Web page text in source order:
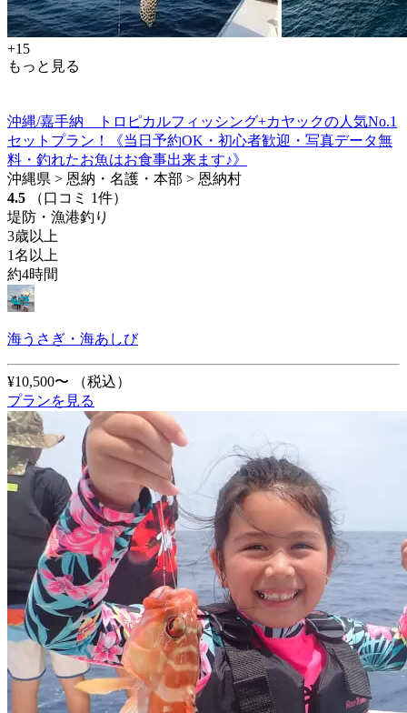
+15
もっと見る
沖縄/嘉手納 トロピカルフィッシング+カヤックの人気No.1
セットプラン！《当日予約OK・初心者歓迎・写真データ無
料・釣れたお魚はお食事出来ます♪》
沖縄県 > 恩納・名護・本部 > 恩納村
4.5
（口コミ 1件）
堤防・漁港釣り
3歳以上
1名以上
約4時間
海うさぎ・海あしび
¥10,500〜
（税込）
プランを見る